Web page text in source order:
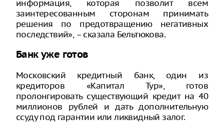
информация, которая позволит всем
заинтересованным сторонам принимать
решения по предотвращению негативных
последствий», – сказала Бельтюкова.
Банк уже готов
Московский кредитный банк, один из
кредиторов «Капитал Тур», готов
пролонгировать существующий кредит на 40
миллионов рублей и дать дополнительную
ссуду под гарантии или ликвидный залог.